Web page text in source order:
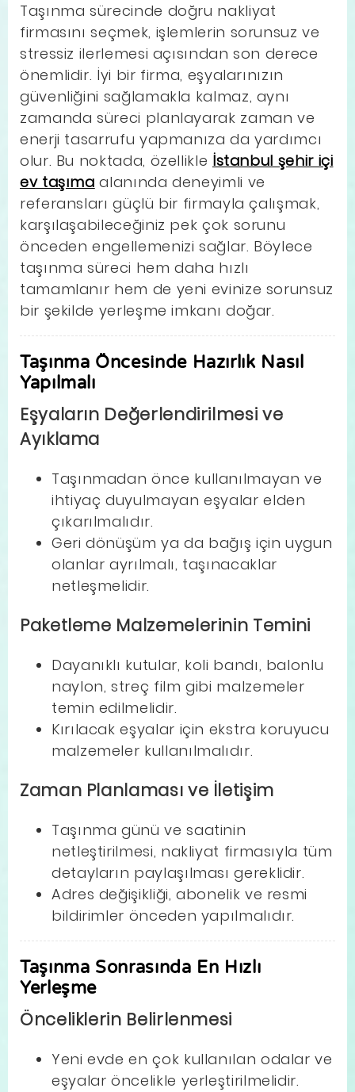
Taşınma sürecinde doğru nakliyat
firmasını seçmek, işlemlerin sorunsuz ve
stressiz ilerlemesi açısından son derece
önemlidir. İyi bir firma, eşyalarınızın
güvenliğini sağlamakla kalmaz, aynı
zamanda süreci planlayarak zaman ve
enerji tasarrufu yapmanıza da yardımcı
olur. Bu noktada, özellikle İstanbul şehir içi
ev taşıma alanında deneyimli ve
referansları güçlü bir firmayla çalışmak,
karşılaşabileceğiniz pek çok sorunu
önceden engellemenizi sağlar. Böylece
taşınma süreci hem daha hızlı
tamamlanır hem de yeni evinize sorunsuz
bir şekilde yerleşme imkanı doğar.
Taşınma Öncesinde Hazırlık Nasıl
Yapılmalı
Eşyaların Değerlendirilmesi ve
Ayıklama
Taşınmadan önce kullanılmayan ve
ihtiyaç duyulmayan eşyalar elden
çıkarılmalıdır.
Geri dönüşüm ya da bağış için uygun
olanlar ayrılmalı, taşınacaklar
netleşmelidir.
Paketleme Malzemelerinin Temini
Dayanıklı kutular, koli bandı, balonlu
naylon, streç film gibi malzemeler
temin edilmelidir.
Kırılacak eşyalar için ekstra koruyucu
malzemeler kullanılmalıdır.
Zaman Planlaması ve İletişim
Taşınma günü ve saatinin
netleştirilmesi, nakliyat firmasıyla tüm
detayların paylaşılması gereklidir.
Adres değişikliği, abonelik ve resmi
bildirimler önceden yapılmalıdır.
Taşınma Sonrasında En Hızlı
Yerleşme
Önceliklerin Belirlenmesi
Yeni evde en çok kullanılan odalar ve
eşyalar öncelikle yerleştirilmelidir.